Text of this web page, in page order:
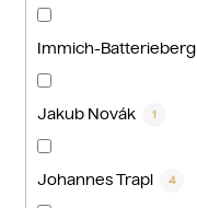
Immich-Batterieberg
Jakub Novák 1
Johannes Trapl 4